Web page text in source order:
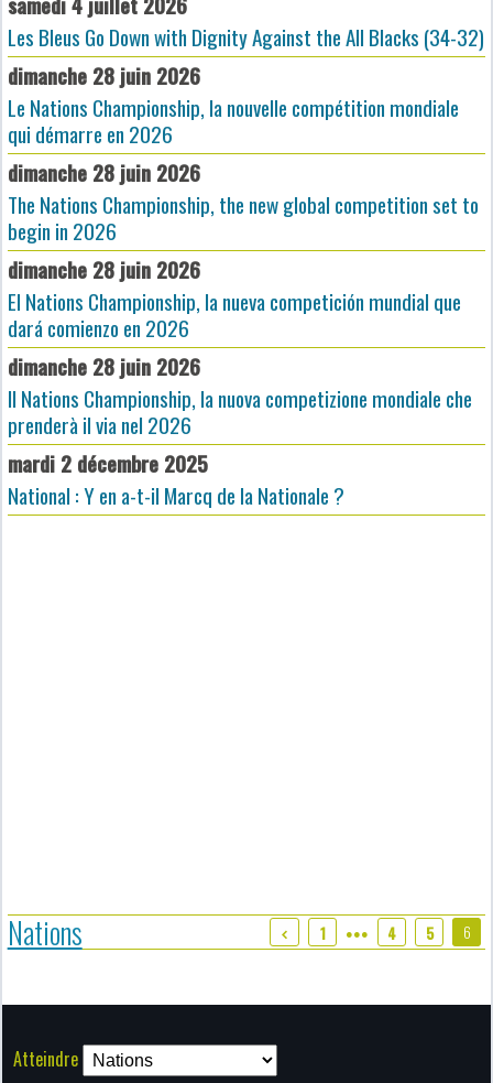
Les Bleus Go Down with Dignity Against the All Blacks (34-32)
dimanche 28 juin 2026
Le Nations Championship, la nouvelle compétition mondiale
qui démarre en 2026
dimanche 28 juin 2026
The Nations Championship, the new global competition set to
begin in 2026
dimanche 28 juin 2026
El Nations Championship, la nueva competición mundial que
dará comienzo en 2026
dimanche 28 juin 2026
Il Nations Championship, la nuova competizione mondiale che
prenderà il via nel 2026
mardi 2 décembre 2025
National : Y en a-t-il Marcq de la Nationale ?
Nations 1 ●●● 4 5 6
Atteindre